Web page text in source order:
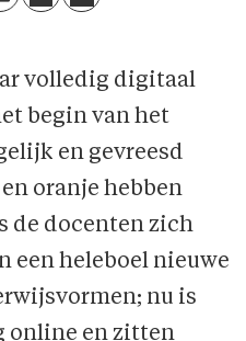
volledig digitaal
begin van het
en gevreesd
oranje hebben
de docenten zich
een heleboel nieuwe
nu is
online en zitten